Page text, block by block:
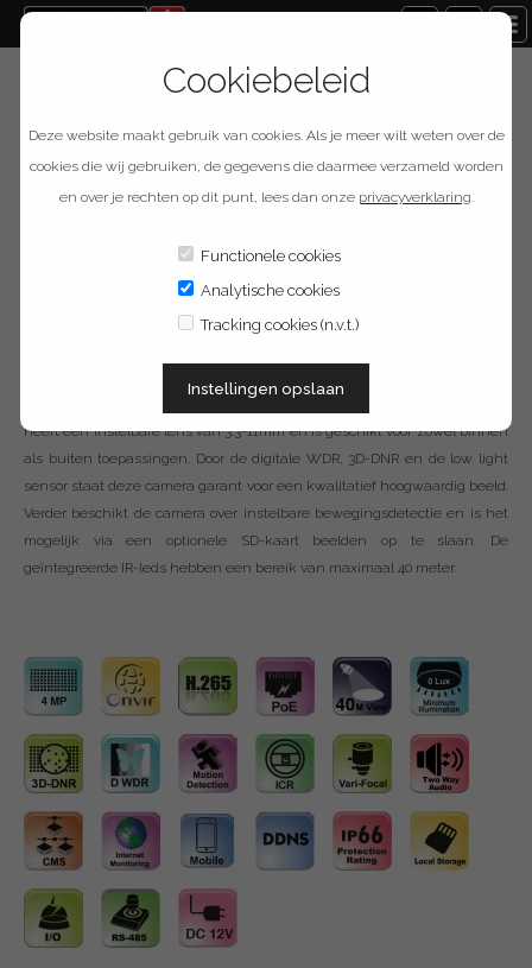
Terug naar overzicht
Provision ISR I4-
340IP5VF+
heeft een instelbare lens van 3.3-11mm en is geschikt voor zowel binnen
als buiten toepassingen. Door de digitale WDR, 3D-DNR en de low light
sensor staat deze camera garant voor een kwalitatief hoogwaardig beeld.
Verder beschikt de camera over instelbare bewegingsdetectie en is het
mogelijk via een optionele SD-kaart beelden op te slaan. De
geïntegreerde IR-leds hebben een bereik van maximaal 40 meter.
Cookiebeleid
Deze website maakt gebruik van cookies. Als je meer wilt weten over de
cookies die wij gebruiken, de gegevens die daarmee verzameld worden
en over je rechten op dit punt, lees dan onze privacyverklaring.
Functionele cookies
Analytische cookies
Tracking cookies (n.v.t.)
Instellingen opslaan